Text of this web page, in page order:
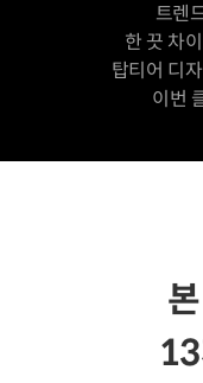
트렌
한 끗 차
탑티어 디
이번